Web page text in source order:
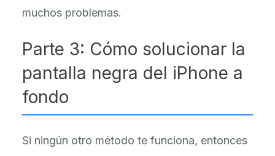
muchos problemas.
Parte 3: Cómo solucionar la
pantalla negra del iPhone a
fondo
Si ningún otro método te funciona, entonces